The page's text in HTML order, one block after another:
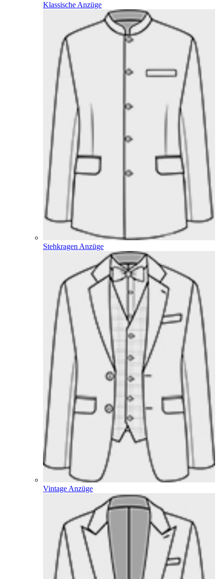
Klassische Anzüge
Stehkragen Anzüge
Vintage Anzüge